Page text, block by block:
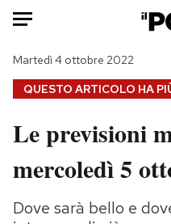
HOME
Italia
Politica
Tecnologia
QUESTO ARTICOLO HA
Martedì 4 ottobre 2022
Le previsioni
mercoledì 5
Dove sarà bello e